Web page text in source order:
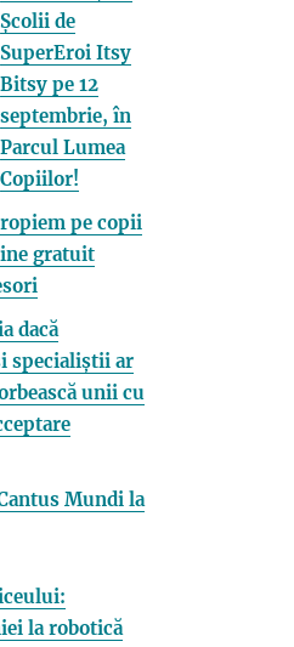
Școlii de
SuperEroi Itsy
Bitsy pe 12
septembrie, în
Parcul Lumea
Copiilor!
pe copii
gratuit
dacă
specialiștii ar
unii cu
Mundi la
la robotică